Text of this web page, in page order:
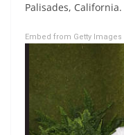
Palisades, California.
Embed from Getty Images